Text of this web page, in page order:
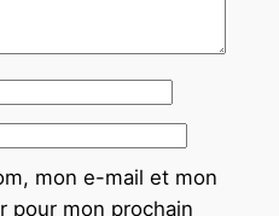
mon e-mail et mon
pour mon prochain